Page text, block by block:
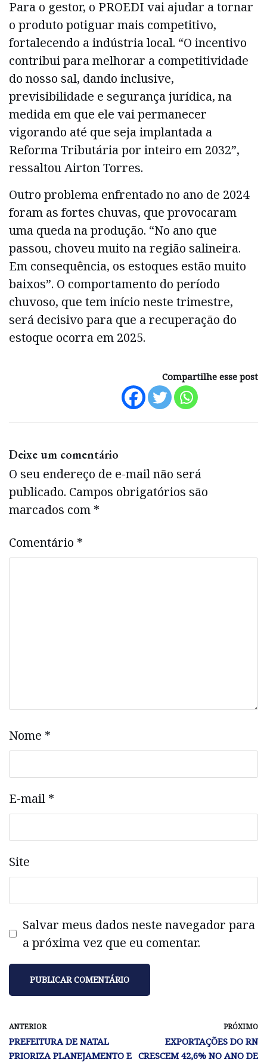
Para o gestor, o PROEDI vai ajudar a tornar
o produto potiguar mais competitivo,
fortalecendo a indústria local. “O incentivo
contribui para melhorar a competitividade
do nosso sal, dando inclusive,
previsibilidade e segurança jurídica, na
medida em que ele vai permanecer
vigorando até que seja implantada a
Reforma Tributária por inteiro em 2032”,
ressaltou Airton Torres.
Outro problema enfrentado no ano de 2024
foram as fortes chuvas, que provocaram
uma queda na produção. “No ano que
passou, choveu muito na região salineira.
Em consequência, os estoques estão muito
baixos”. O comportamento do período
chuvoso, que tem início neste trimestre,
será decisivo para que a recuperação do
estoque ocorra em 2025.
Compartilhe esse post
Deixe um comentário
O seu endereço de e-mail não será
publicado. Campos obrigatórios são
marcados com *
Comentário *
Nome *
E-mail *
Site
Salvar meus dados neste navegador para
a próxima vez que eu comentar.
ANTERIOR
PREFEITURA DE NATAL
PRIORIZA PLANEJAMENTO E
PRÓXIMO
EXPORTAÇÕES DO RN
CRESCEM 42,6% NO ANO DE